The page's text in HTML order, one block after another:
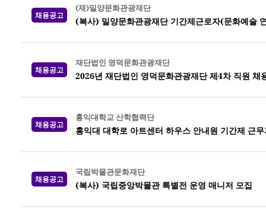
채용공고
(재)밀양문화관광재단
(복사) 밀양문화관광재단 기간제근로자(문화예술
채용공고
재단법인 영덕문화관광재단
2026년 재단법인 영덕문화관광재단 제4차 직원 채
채용공고
홍익대학교 산학협력단
홍익대 대학로 아트센터 하우스 안내원 기간제 근
채용공고
국립박물관문화재단
(복사) 국립중앙박물관 특별전 운영 매니저 모집